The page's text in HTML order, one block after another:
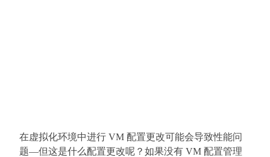
在虚拟化环境中进行 VM 配置更改可能会导致性能问
题—但这是什么配置更改呢？如果没有 VM 配置管理